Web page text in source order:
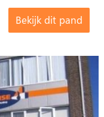
Bekijk dit pand